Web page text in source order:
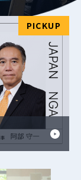
PICKUP